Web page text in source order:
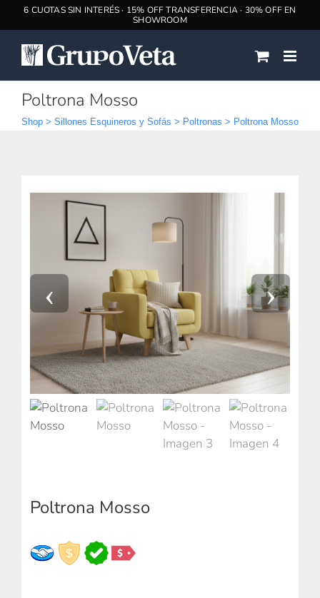
Poltrona Mosso
Shop > Sillones Esquineros y Sofás > Poltronas > Poltrona Mosso
Poltrona Mosso